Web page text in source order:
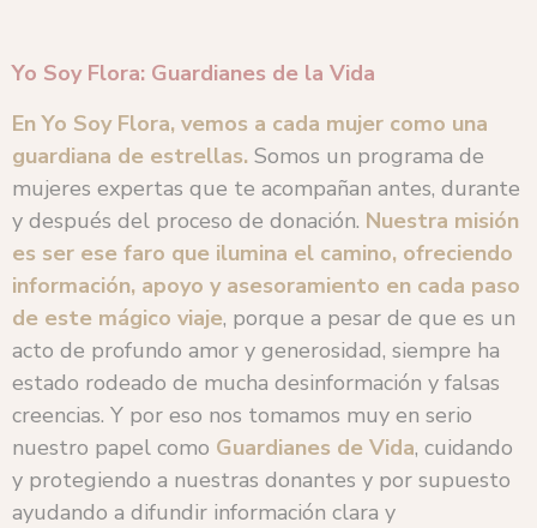
Yo Soy Flora: Guardianes de la Vida
En Yo Soy Flora, vemos a cada mujer como una
guardiana de estrellas. Somos un programa de
mujeres expertas que te acompañan antes, durante
y después del proceso de donación. Nuestra misión
es ser ese faro que ilumina el camino, ofreciendo
información, apoyo y asesoramiento en cada paso
de este mágico viaje, porque a pesar de que es un
acto de profundo amor y generosidad, siempre ha
estado rodeado de mucha desinformación y falsas
creencias. Y por eso nos tomamos muy en serio
nuestro papel como Guardianes de Vida, cuidando
y protegiendo a nuestras donantes y por supuesto
ayudando a difundir información clara y